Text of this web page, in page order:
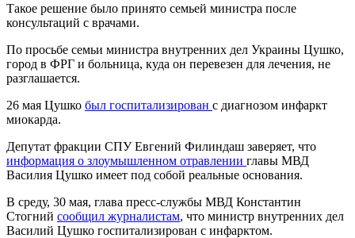
Такое решение было принято семьей министра после
консультаций с врачами.
По просьбе семьи министра внутренних дел Украины Цушко,
город в ФРГ и больница, куда он перевезен для лечения, не
разглашается.
26 мая Цушко был госпитализирован с диагнозом инфаркт
миокарда.
Депутат фракции СПУ Евгений Филиндаш заверяет, что
информация о злоумышленном отравлении главы МВД
Василия Цушко имеет под собой реальные основания.
В среду, 30 мая, глава пресс-службы МВД Константин
Стогний сообщил журналистам, что министр внутренних дел
Василий Цушко госпитализирован с инфарктом.